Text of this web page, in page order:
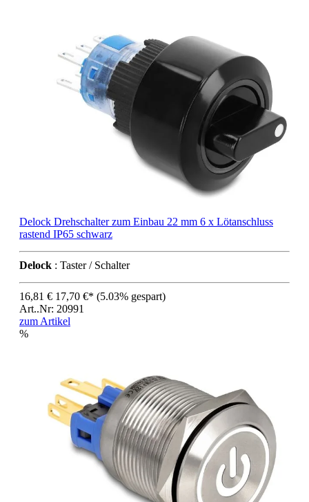
Delock Drehschalter zum Einbau 22 mm 6 x Lötanschluss
rastend IP65 schwarz
Delock : Taster / Schalter
16,81 € 17,70 €* (5.03% gespart)
Art..Nr: 20991
zum Artikel
%